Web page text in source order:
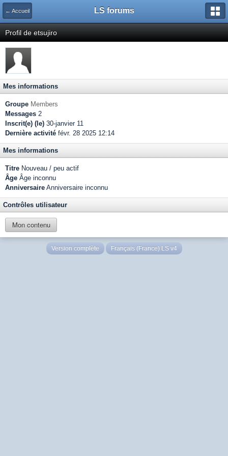
← Accueil LS forums
Profil de etsujiro
Mes informations
Groupe Members
Messages 2
Inscrit(e) (le) 30-janvier 11
Dernière activité févr. 28 2025 12:14
Mes informations
Titre Nouveau / peu actif
Âge Âge inconnu
Anniversaire Anniversaire inconnu
Contrôles utilisateur
Mon contenu
Version complète Français (France) LS v4